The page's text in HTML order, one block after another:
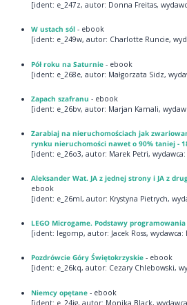
[ident: e_247z, autor: Donna Freitas,
W ustach sól- ebook
[ident: e_249w, autor: Charlotte Runcie,
Pół roku na Saturnie- ebook
[ident: e_268e, autor: Małgorzata Sidz,
Zapach szafranu - ebook
[ident: e_26bv, autor: Marjan Kamali,
Zarabiaj na nieruchomościach jak
rynku nieruchomości nawet o 90% taniej -
[ident: e_26o3, autor: Marek Petri,
Aleksander Wat. JA z jednej strony i JA z
ebook
[ident: e_26ml, autor: Krystyna Pietrych,
LEGO Microgame. Podstawy
[ident: legomp, autor: Jacek Ross, wydawca:
Pozdrówcie Góry Świętokrzyskie- ebook
[ident: e_26kq, autor: Cezary Chlebowski,
Niemcy opętane- ebook
[ident: e_24ig, autor: Monika Black,